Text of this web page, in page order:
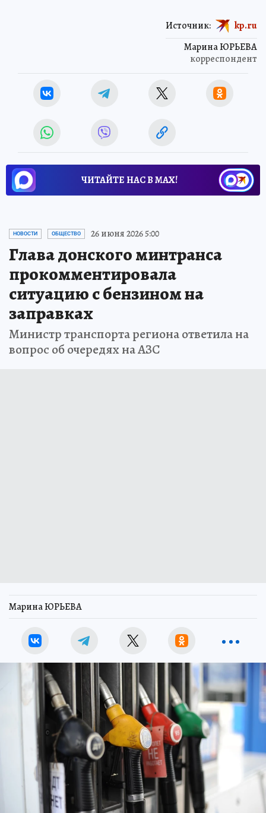
Марина ЮРЬЕВА
корреспондент
Источник: kp.ru
ЧИТАЙТЕ НАС В МАХ!
НОВОСТИ ОБЩЕСТВО 26 июня 2026 5:00
Глава донского минтранса
прокомментировала
ситуацию с бензином на
заправках
Министр транспорта региона ответила на
вопрос об очередях на АЗС
Марина ЮРЬЕВА